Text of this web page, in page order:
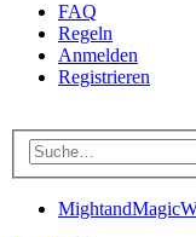
FAQ
Regeln
Anmelden
Registrieren